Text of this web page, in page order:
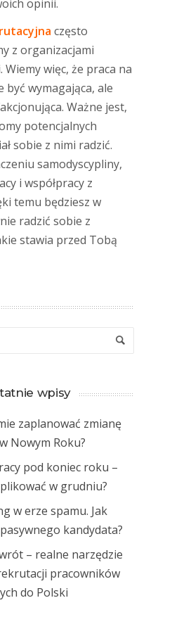
opinii.
często
z organizacjami
więc, że praca na
być wymagająca, ale
Ważne jest,
potencjalnych
sobie z nimi radzić.
samodyscypliny,
i współpracy z
temu będziesz w
radzić sobie z
stawia przed Tobą
wpisy
zaplanować zmianę
Nowym Roku?
pod koniec roku –
w grudniu?
w erze spamu. Jak
kandydata?
– realne narzędzie
pracowników
do Polski